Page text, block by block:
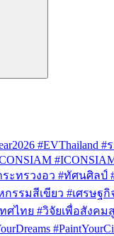
#EVThailand
ะทรวงอว #ทัศนศิล
รรมสีเขียว #เศรษฐ
ทศไทย #วิจัยเพื่อสังคม